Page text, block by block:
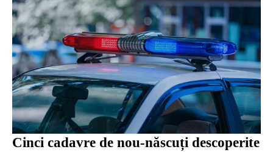
Cinci cadavre de nou-născuți descoperite